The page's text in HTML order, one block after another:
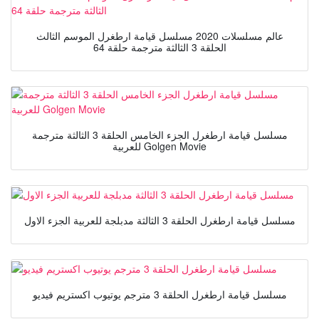
عالم مسلسلات 2020 مسلسل قيامة ارطغرل الموسم الثالث
الحلقة 3 الثالثة مترجمة حلقة 64
مسلسل قيامة ارطغرل الجزء الخامس الحلقة 3 الثالثة مترجمة
للعربية Golgen Movie
مسلسل قيامة ارطغرل الحلقة 3 الثالثة مدبلجة للعربية الجزء الاول
مسلسل قيامة ارطغرل الحلقة 3 مترجم يوتيوب اكستريم فيديو